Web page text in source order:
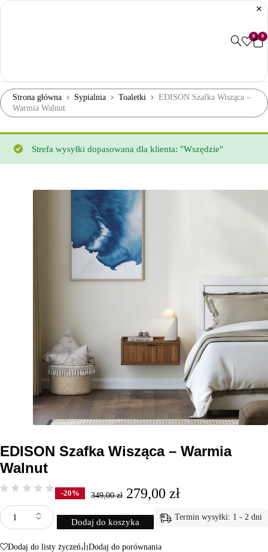
0 0
Strona główna Sypialnia Toaletki
EDISON Szafka Wisząca –
Warmia Walnut
Strefa wysyłki dopasowana dla klienta: "Wszędzie"
EDISON Szafka Wisząca – Warmia
Walnut
-20% 349,00zł 279,00 zł
Dodaj do koszyka
Termin wysyłki: 1 - 2 dni
Dodaj do listy życzeń Dodaj do porównania